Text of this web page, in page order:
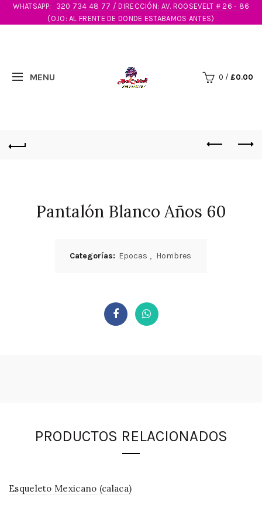
WHATSAPP:
320 734 48 77 / DIRECCIÓN: AV. ROOSEVELT # 26 - 86
(OJO: AL FRENTE DE DONDE ESTABAMOS ANTES)
0 / £0.00
Pantalón Blanco Años 60
Categorías: Epocas , Hombres
PRODUCTOS RELACIONADOS
Esqueleto Mexicano (calaca)